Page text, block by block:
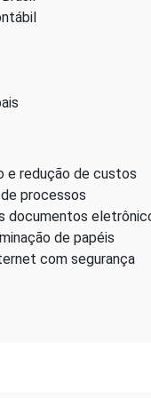
e redução de custos
processos
documentos
de papéis
com segurança